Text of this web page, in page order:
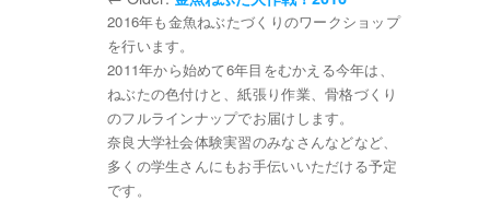
2016年も金魚ねぶたづくりのワークショップ
を行います。
2011年から始めて6年目をむかえる今年は、
ねぶたの色付けと、紙張り作業、骨格づくり
のフルラインナップでお届けします。
奈良大学社会体験実習のみなさんなどなど、
多くの学生さんにもお手伝いいただける予定
です。